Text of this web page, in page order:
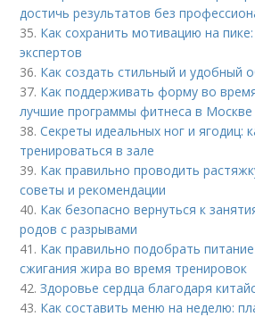
достичь результатов без
35. Как сохранить мотивацию на
экспертов
36. Как создать стильный и удобный
37. Как поддерживать форму во
лучшие программы фитнеса в Москве
38.Секреты идеальных ног и ягодиц:
тренироваться в зале
39. Как правильно проводить
советы и рекомендации
40. Как безопасно вернуться к
родов с разрывами
41. Как правильно подобрать
сжигания жира во время тренировок
42.Здоровье сердца благодаря
43. Как составить меню на неделю: